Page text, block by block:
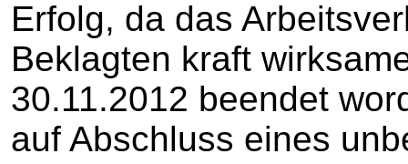
Erfolg, da das
Beklagten kraft
30.11.2012 beendet
auf Abschluss eines